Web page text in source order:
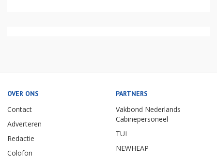
OVER ONS
Contact
Adverteren
Redactie
Colofon
PARTNERS
Vakbond Nederlands
Cabinepersoneel
TUI
NEWHEAP